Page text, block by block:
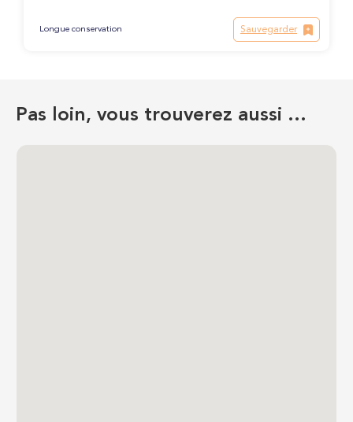
Longue conservation Sauvegarder
Pas loin, vous trouverez aussi …